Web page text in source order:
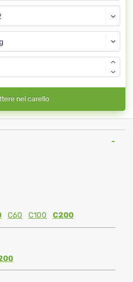
nel carello
C60 C100 C200